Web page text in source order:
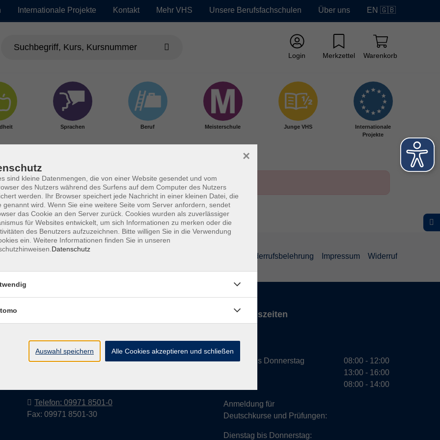
Internationale Projekte Kontakt Mehr VHS Unsere Berufsfachschulen Über uns EN 🇬🇧
Login Merkzettel Warenkorb
Sprachen Beruf Meisterschule Junge VHS
Internationale
Projekte
Widerrufsbelehrung Impressum Widerruf
e.V.
Pfarrer-Seidl-Str. 1
93413 Cham
Telefon: 09971 8501-0
Fax: 09971 8501-30
Öffnungszeiten
VHS
Montag bis Donnerstag
Anmeldung für
Deutschkurse und Prüfungen:
Dienstag bis Donnerstag:
08:00 - 12:00
13:00 - 16:00
08:00 - 14:00
sind kleine Datenmengen, die von einer Website gesendet und vom
des Nutzers während des Surfens auf dem Computer des Nutzers
werden. Ihr Browser speichert jede Nachricht in einer kleinen Datei, die
genannt wird. Wenn Sie eine weitere Seite vom Server anfordern, sendet
das Cookie an den Server zurück. Cookies wurden als zuverlässiger
für Websites entwickelt, um sich Informationen zu merken oder die
des Benutzers aufzuzeichnen. Bitte willigen Sie in die Verwendung
ein. Weitere Informationen finden Sie in unseren
Datenschutz
×
Auswahl speichern Alle Cookies akzeptieren und schließen